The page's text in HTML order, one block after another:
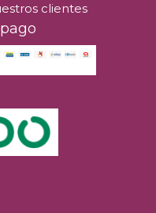
clientes